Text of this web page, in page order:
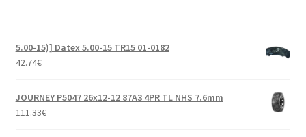
5.00-15)] Datex 5.00-15 TR15 01-0182
42.74€
JOURNEY P5047 26x12-12 87A3 4PR TL NHS 7.6mm
111.33€